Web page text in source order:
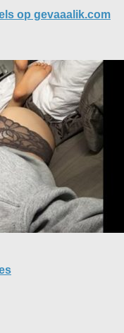
op gevaaalik.com